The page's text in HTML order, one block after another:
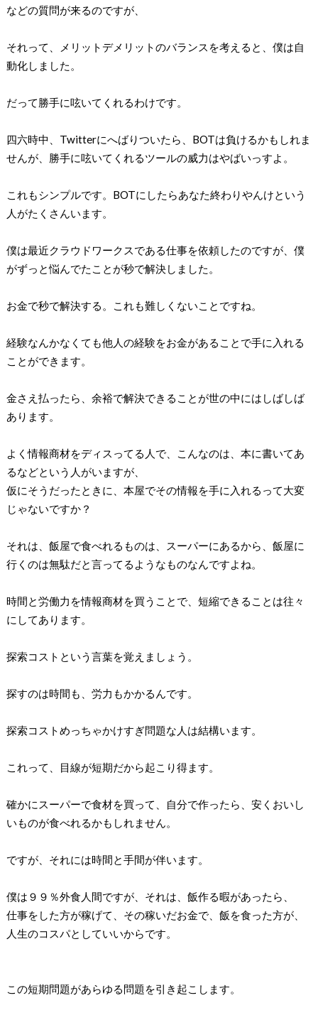
などの質問が来るのですが、
それって、メリットデメリットのバランスを考えると、僕は自
動化しました。
だって勝手に呟いてくれるわけです。
四六時中、Twitterにへばりついたら、BOTは負けるかもしれま
せんが、勝手に呟いてくれるツールの威力はやばいっすよ。
これもシンプルです。BOTにしたらあなた終わりやんけという
人がたくさんいます。
僕は最近クラウドワークスである仕事を依頼したのですが、僕
がずっと悩んでたことが秒で解決しました。
お金で秒で解決する。これも難しくないことですね。
経験なんかなくても他人の経験をお金があることで手に入れる
ことができます。
金さえ払ったら、余裕で解決できることが世の中にはしばしば
あります。
よく情報商材をディスってる人で、こんなのは、本に書いてあ
るなどという人がいますが、
仮にそうだったときに、本屋でその情報を手に入れるって大変
じゃないですか？
それは、飯屋で食べれるものは、スーパーにあるから、飯屋に
行くのは無駄だと言ってるようなものなんですよね。
時間と労働力を情報商材を買うことで、短縮できることは往々
にしてあります。
探索コストという言葉を覚えましょう。
探すのは時間も、労力もかかるんです。
探索コストめっちゃかけすぎ問題な人は結構います。
これって、目線が短期だから起こり得ます。
確かにスーパーで食材を買って、自分で作ったら、安くおいし
いものが食べれるかもしれません。
ですが、それには時間と手間が伴います。
僕は９９％外食人間ですが、それは、飯作る暇があったら、
仕事をした方が稼げて、その稼いだお金で、飯を食った方が、
人生のコスパとしていいからです。
この短期問題があらゆる問題を引き起こします。